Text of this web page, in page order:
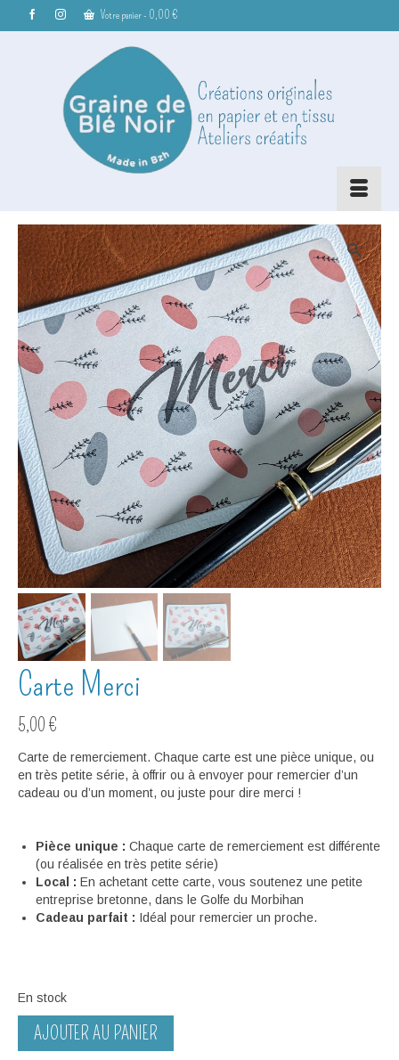
Votre panier- 0,00 €
Carte Merci
5,00 €
Carte de remerciement. Chaque carte est une pièce unique, ou
en très petite série, à offrir ou à envoyer pour remercier d’un
cadeau ou d’un moment, ou juste pour dire merci !
Pièce unique : Chaque carte de remerciement est différente
(ou réalisée en très petite série)
Local : En achetant cette carte, vous soutenez une petite
entreprise bretonne, dans le Golfe du Morbihan
Cadeau parfait : Idéal pour remercier un proche.
En stock
quantité
AJOUTER AU PANIER